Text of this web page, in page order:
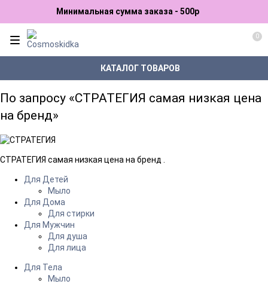
Минимальная сумма заказа - 500р
КАТАЛОГ ТОВАРОВ
0
По запросу «СТРАТЕГИЯ cамая низкая цена
на бренд»
СТРАТЕГИЯ cамая низкая цена на бренд .
Для Детей
Мыло
Для Дома
Для стирки
Для Мужчин
Для душа
Для лица
Для Тела
Мыло